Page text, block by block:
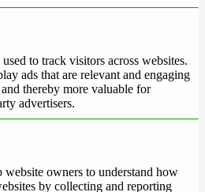
to track visitors across websites.
ads that are relevant and engaging
thereby more valuable for
advertisers.
owners to understand how
by collecting and reporting